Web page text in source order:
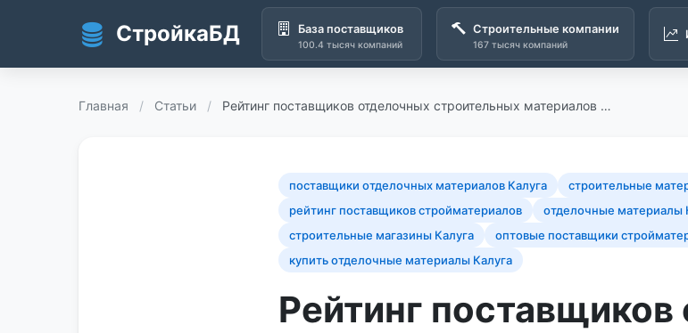
СтройкаБД База поставщиков
100.4 тысяч компаний
Строительные компании
167 тысяч компаний
Главная / Статьи / Рейтинг поставщиков отделочных строительных материалов …
поставщики отделочных материалов Калуга
строительные
рейтинг поставщиков стройматериалов
отделочные материалы
строительные магазины Калуга
оптовые поставщики
купить отделочные материалы Калуга
Рейтинг